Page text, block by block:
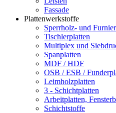
Fassade
Plattenwerkstoffe
Sperrholz- und
Tischlerplatten
Multiplex und
Spanplatten
MDF / HDF
OSB / ESB /
Leimholzplatten
3 - Schichtplatten
Arbeitplatten,
Schichtstoffe